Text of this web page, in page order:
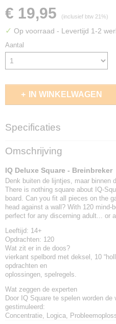
€ 19,95 (inclusief btw 21%)
✓ Op voorraad - Levertijd 1-2
Aantal
IN WINKELWAGEN
Specificaties
EAN code
5414301526483
Omschrijving
IQ Deluxe Square - Breinbreker
Denk buiten de lijntjes, maar binnen
There is nothing square about IQ-
board. Can you fit all pieces on the
head against a wall? With 120
perfect for any discerning adult... or
Leeftijd: 14+
Opdrachten: 120
Wat zit er in de doos?
vierkant spelbord met deksel, 10
opdrachten en
oplossingen, spelregels.
Wat zeggen de experten
Door IQ Square te spelen worden
gestimuleerd:
Concentratie, Logica,